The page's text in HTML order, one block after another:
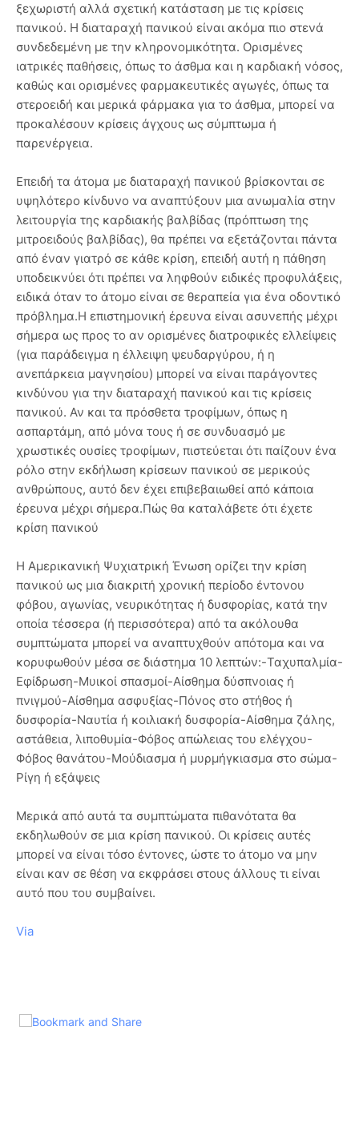
ξεχωριστή αλλά σχετική κατάσταση με τις κρίσεις
πανικού. Η διαταραχή πανικού είναι ακόμα πιο στενά
συνδεδεμένη με την κληρονομικότητα. Ορισμένες
ιατρικές παθήσεις, όπως το άσθμα και η καρδιακή νόσος,
καθώς και ορισμένες φαρμακευτικές αγωγές, όπως τα
στεροειδή και μερικά φάρμακα για το άσθμα, μπορεί να
προκαλέσουν κρίσεις άγχους ως σύμπτωμα ή
παρενέργεια.
Επειδή τα άτομα με διαταραχή πανικού βρίσκονται σε
υψηλότερο κίνδυνο να αναπτύξουν μια ανωμαλία στην
λειτουργία της καρδιακής βαλβίδας (πρόπτωση της
μιτροειδούς βαλβίδας), θα πρέπει να εξετάζονται πάντα
από έναν γιατρό σε κάθε κρίση, επειδή αυτή η πάθηση
υποδεικνύει ότι πρέπει να ληφθούν ειδικές προφυλάξεις,
ειδικά όταν το άτομο είναι σε θεραπεία για ένα οδοντικό
πρόβλημα.Η επιστημονική έρευνα είναι ασυνεπής μέχρι
σήμερα ως προς το αν ορισμένες διατροφικές ελλείψεις
(για παράδειγμα η έλλειψη ψευδαργύρου, ή η
ανεπάρκεια μαγνησίου) μπορεί να είναι παράγοντες
κινδύνου για την διαταραχή πανικού και τις κρίσεις
πανικού. Αν και τα πρόσθετα τροφίμων, όπως η
ασπαρτάμη, από μόνα τους ή σε συνδυασμό με
χρωστικές ουσίες τροφίμων, πιστεύεται ότι παίζουν ένα
ρόλο στην εκδήλωση κρίσεων πανικού σε μερικούς
ανθρώπους, αυτό δεν έχει επιβεβαιωθεί από κάποια
έρευνα μέχρι σήμερα.Πώς θα καταλάβετε ότι έχετε
κρίση πανικού
Η Αμερικανική Ψυχιατρική Ένωση ορίζει την κρίση
πανικού ως μια διακριτή χρονική περίοδο έντονου
φόβου, αγωνίας, νευρικότητας ή δυσφορίας, κατά την
οποία τέσσερα (ή περισσότερα) από τα ακόλουθα
συμπτώματα μπορεί να αναπτυχθούν απότομα και να
κορυφωθούν μέσα σε διάστημα 10 λεπτών:-Ταχυπαλμία-
Εφίδρωση-Μυικοί σπασμοί-Αίσθημα δύσπνοιας ή
πνιγμού-Αίσθημα ασφυξίας-Πόνος στο στήθος ή
δυσφορία-Ναυτία ή κοιλιακή δυσφορία-Αίσθημα ζάλης,
αστάθεια, λιποθυμία-Φόβος απώλειας του ελέγχου-
Φόβος θανάτου-Μούδιασμα ή μυρμήγκιασμα στο σώμα-
Ρίγη ή εξάψεις
Μερικά από αυτά τα συμπτώματα πιθανότατα θα
εκδηλωθούν σε μια κρίση πανικού. Οι κρίσεις αυτές
μπορεί να είναι τόσο έντονες, ώστε το άτομο να μην
είναι καν σε θέση να εκφράσει στους άλλους τι είναι
αυτό που του συμβαίνει.
Via